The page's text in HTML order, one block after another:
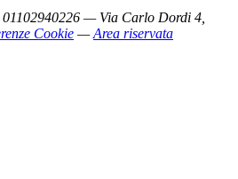
— Via Carlo Dordi 4,
Cookie — Area riservata